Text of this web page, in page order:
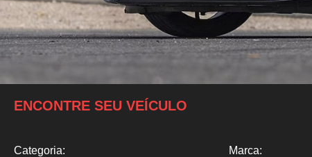
ENCONTRE SEU VEÍCULO
Categoria: Marca: